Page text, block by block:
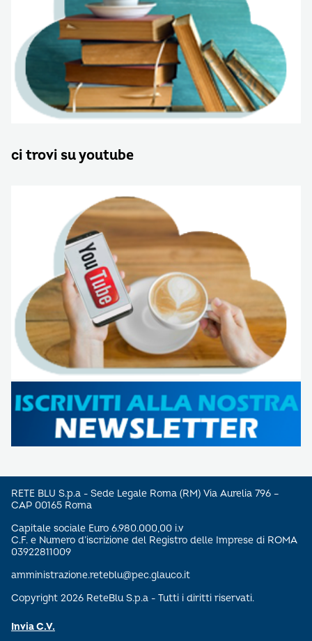
ci trovi su youtube
RETE BLU S.p.a - Sede Legale Roma (RM) Via Aurelia 796 –
CAP 00165 Roma
Capitale sociale Euro 6.980.000,00 i.v
C.F. e Numero d’iscrizione del Registro delle Imprese di ROMA
03922811009
amministrazione.reteblu@pec.glauco.it
Copyright 2026 ReteBlu S.p.a - Tutti i diritti riservati.
Invia C.V.